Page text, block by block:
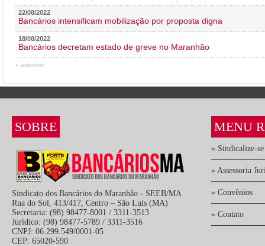
22/08/2022
Bancários intensificam mobilização por proposta digna
18/08/2022
Bancários decretam estado de greve no Maranhão
« anterior
SOBRE
Sindicato dos Bancários do Maranhão - SEEB/MA
Rua do Sol, 413/417, Centro – São Luís (MA)
Secretaria: (98) 98477-8001 / 3311-3513
Jurídico: (98) 98477-5789 / 3311-3516
CNPJ: 06.299.549/0001-05
CEP: 65020-590
MENU
» Sindicalize-se
» Assessoria
» Convênios
» Contato